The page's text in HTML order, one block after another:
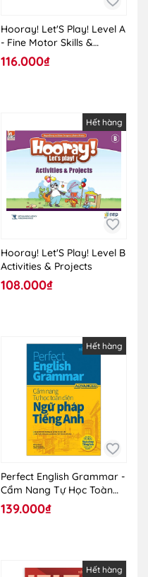
Hooray! Let'S Play! Level A
- Fine Motor Skills &
Phonological Awareness
Activity Book
116.000₫
Hết hàng
Hooray! Let'S Play! Level B
Activities & Projects
108.000₫
Hết hàng
Perfect English Grammar -
Cẩm Nang Tự Học Toàn
Diện Ngữ Pháp Tiếng Anh -
Advanced
139.000₫
Hết hàng